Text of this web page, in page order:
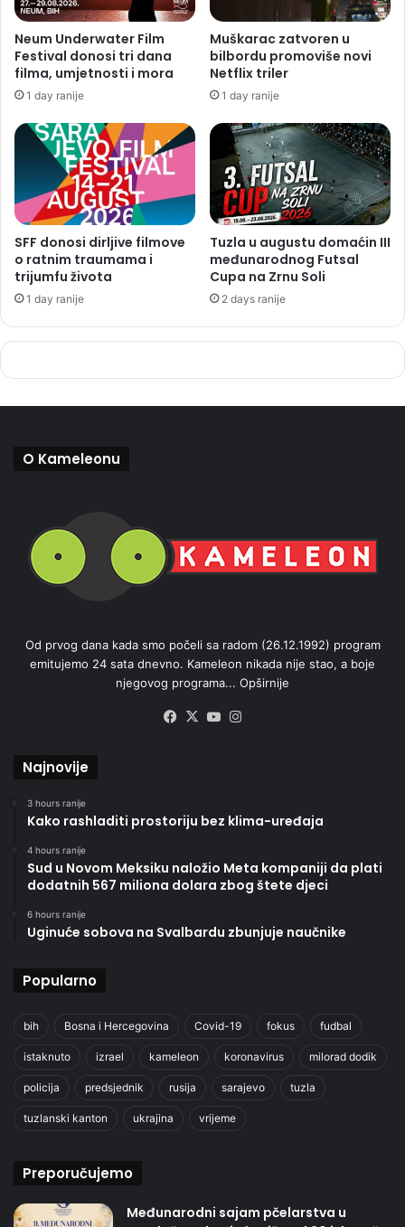
Neum Underwater Film
Festival donosi tri dana
filma, umjetnosti i mora
1 day ranije
Muškarac zatvoren u
bilbordu promoviše novi
Netflix triler
1 day ranije
SFF donosi dirljive filmove
o ratnim traumama i
trijumfu života
1 day ranije
Tuzla u augustu domaćin III
međunarodnog Futsal
Cupa na Zrnu Soli
2 days ranije
O Kameleonu
Od prvog dana kada smo počeli sa radom (26.12.1992) program
emitujemo 24 sata dnevno. Kameleon nikada nije stao, a boje
njegovog programa... Opširnije
Facebook
X YouTube
Najnovije
3 hours ranije
Kako rashladiti prostoriju bez klima-uređaja
4 hours ranije
Sud u Novom Meksiku naložio Meta kompaniji da plati
dodatnih 567 miliona dolara zbog štete djeci
6 hours ranije
Uginuće sobova na Svalbardu zbunjuje naučnike
Popularno
bih Bosna i Hercegovina Covid-19 fokus fudbal
istaknuto izrael kameleon koronavirus milorad dodik
policija predsjednik rusija sarajevo tuzla
tuzlanski kanton ukrajina vrijeme
Preporučujemo
Međunarodni sajam pčelarstva u